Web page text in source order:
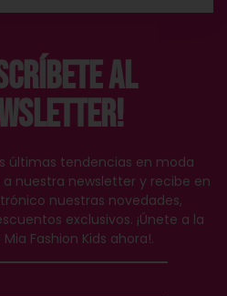
al
últimas tendencias en moda
nuestra newsletter y recibe en
nuestras novedades,
exclusivos. ¡Únete a la
Fashion Kids ahora!.